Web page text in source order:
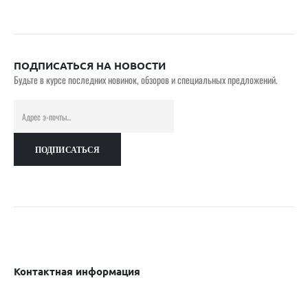
ПОДПИСАТЬСЯ НА НОВОСТИ
Будьте в курсе последних новинок, обзоров и специальных предложений.
Контактная информация